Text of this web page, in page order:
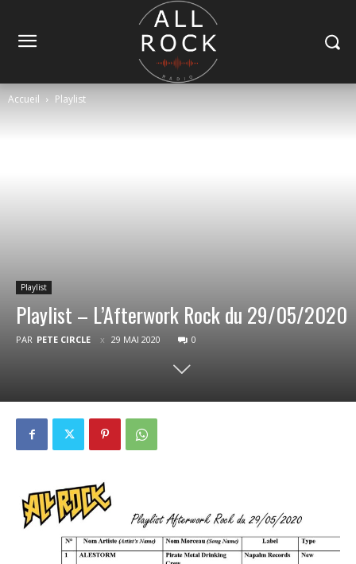
Accueil Playlist
Playlist
Playlist – L’Afterwork Rock du 29/05/2020
PAR PETE CIRCLE 29 MAI 2020 0